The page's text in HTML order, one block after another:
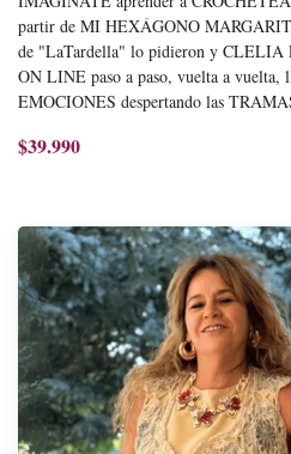
partir de MI HEXÁGONO
de "LaTardella" lo pidieron y CLELIA
ON LINE paso a paso, vuelta a vuelta,
EMOCIONES despertando las
$39.990